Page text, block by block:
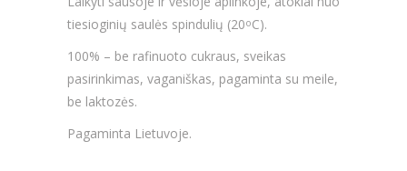
tiesioginių saulės spindulių (20oC).
100% – be rafinuoto cukraus, sveikas
pasirinkimas, vaganiškas, pagaminta su meile,
be laktozės.
Pagaminta Lietuvoje.